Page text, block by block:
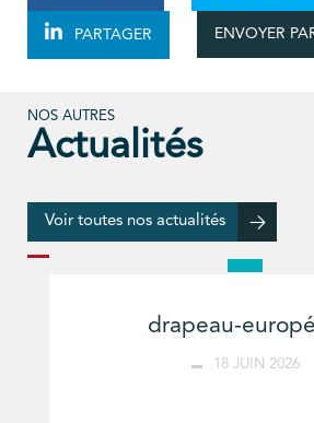
PARTAGER ENVOYER
NOS AUTRES
Actualités
Voir toutes nos actualités
drapeau-
18 JUIN 2026